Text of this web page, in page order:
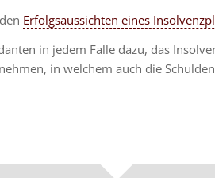
Erfolgsaussichten eines
in jedem Falle dazu, das
in welchem auch die